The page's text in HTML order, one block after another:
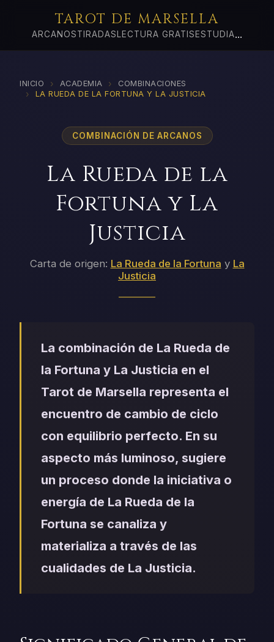
TAROT DE MARSELLA
ARCANOSTIRADAS LECTURA GRATIS ESTUDIA...
INICIO › ACADEMIA › COMBINACIONES
› LA RUEDA DE LA FORTUNA Y LA JUSTICIA
COMBINACIÓN DE ARCANOS
La Rueda de la
Fortuna y La
Justicia
Carta de origen: La Rueda de la Fortuna y La
Justicia
La combinación de La Rueda de
la Fortuna y La Justicia en el
Tarot de Marsella representa el
encuentro de cambio de ciclo
con equilibrio perfecto. En su
aspecto más luminoso, sugiere
un proceso donde la iniciativa o
energía de La Rueda de la
Fortuna se canaliza y
materializa a través de las
cualidades de La Justicia.